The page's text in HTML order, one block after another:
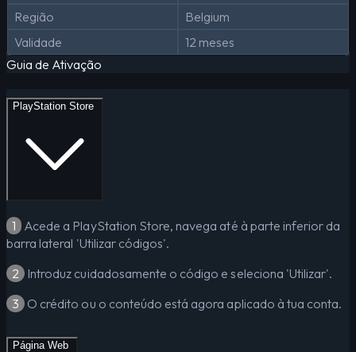
Região
Belgium
Validade
12 meses
Guia de Ativação
PlayStation Store
1 Acede a PlayStation Store, navega até à parte inferior da
barra lateral 'Utilizar códigos'.
2 Introduz cuidadosamente o código e seleciona 'Utilizar'.
3 O crédito ou o conteúdo está agora aplicado à tua conta.
Página Web